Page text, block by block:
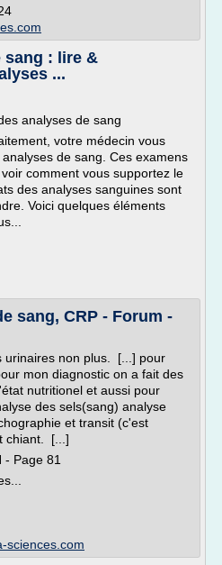
sang : lire &
...
analyses de sang
votre médecin vous
de sang. Ces examens
comment vous supportez le
des analyses sanguines sont
Voici quelques éléments
sang, CRP - Forum -
urinaires non plus. [...] pour
mon diagnostic on a fait des
nutritionel et aussi pour
des sels(sang) analyse
et transit (c'est
chiant. [...]
- Page 81
sciences.com